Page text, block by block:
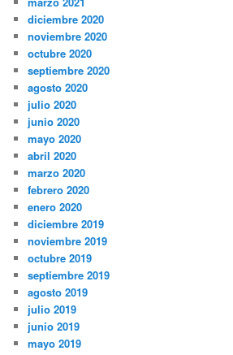
diciembre 2020
noviembre 2020
octubre 2020
septiembre 2020
agosto 2020
julio 2020
junio 2020
mayo 2020
abril 2020
marzo 2020
febrero 2020
enero 2020
diciembre 2019
noviembre 2019
octubre 2019
septiembre 2019
agosto 2019
julio 2019
junio 2019
mayo 2019